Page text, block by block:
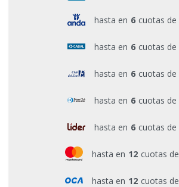
hasta en 6 cuotas de
hasta en 6 cuotas de
hasta en 6 cuotas de
hasta en 6 cuotas de
hasta en 6 cuotas de
hasta en 12 cuotas de
hasta en 12 cuotas de
Piscinas e Inflables